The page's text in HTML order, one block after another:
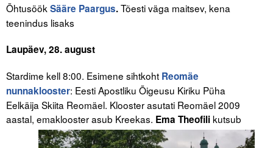
Õhtusöök Sääre Paargus.Tõesti väga maitsev, kena
teenindus lisaks
Laupäev, 28. august
Stardime kell 8:00. Esimene sihtkoht Reomäe
nunnaklooster: Eesti Apostliku Õigeusu Kiriku Püha
Eelkäija Skiita Reomäel. Klooster asutati Reomäel 2009
aastal, emaklooster asub Kreekas. Ema Theofilikutsub